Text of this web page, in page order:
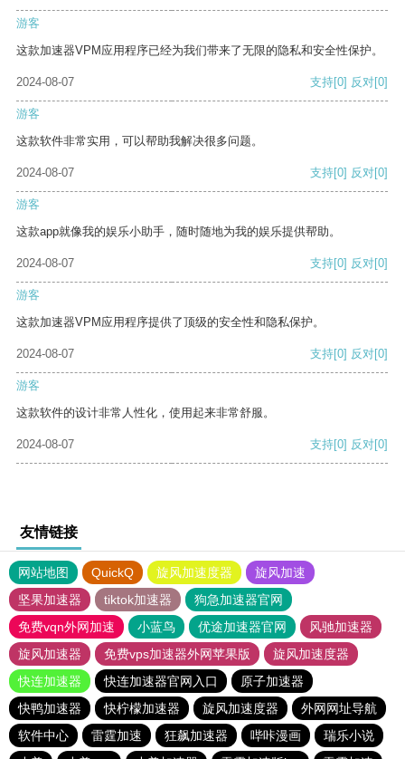
游客
这款加速器VPM应用程序已经为我们带来了无限的隐私和安全性保护。
2024-08-07 支持[0] 反对[0]
游客
这款软件非常实用，可以帮助我解决很多问题。
2024-08-07 支持[0] 反对[0]
游客
这款app就像我的娱乐小助手，随时随地为我的娱乐提供帮助。
2024-08-07 支持[0] 反对[0]
游客
这款加速器VPM应用程序提供了顶级的安全性和隐私保护。
2024-08-07 支持[0] 反对[0]
游客
这款软件的设计非常人性化，使用起来非常舒服。
2024-08-07 支持[0] 反对[0]
友情链接
网站地图 QuickQ 旋风加速度器
旋风加速
坚果加速器
tiktok加速器
狗急加速器官网
免费vqn外网加速
小蓝鸟 优途加速器官网
风驰加速器
旋风加速器
免费vps加速器外网苹果版
旋风加速度器
快连加速器
快连加速器官网入口
原子加速器
快鸭加速器
快柠檬加速器 旋风加速度器
外网网址导航
软件中心
雷霆加速 狂飙加速器 哔咔漫画
瑞乐小说